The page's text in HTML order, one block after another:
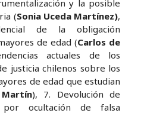
y la posible
(Sonia Uceda Martínez),
de la obligación
de edad (Carlos de
actuales de los
justicia chilenos sobre los
de edad que estudian
), 7. Devolución de
por ocultación de falsa